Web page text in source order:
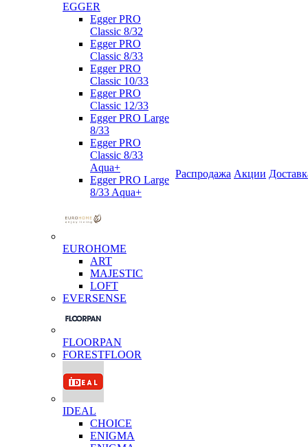
EGGER
Egger PRO
Classic 8/32
Egger PRO
Classic 8/33
Egger PRO
Classic 10/33
Egger PRO
Classic 12/33
Egger PRO Large
8/33
Egger PRO
Classic 8/33
Aqua+
Egger PRO Large
8/33 Aqua+
EUROHOME
ART
MAJESTIC
LOFT
EVERSENSE
FLOORPAN
FORESTFLOOR
IDEAL
CHOICE
ENIGMA
Распродажа Акции